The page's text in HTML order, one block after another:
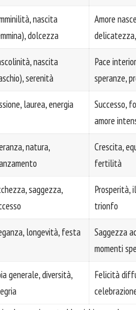
nascita
dolcezza
Amore
nascita
serenità
Pace
speranze,
laurea, energia
Successo,
amore
natura,
Crescita,
fertilità
saggezza,
Prosperità,
trionfo
longevità, festa
Saggezza
momenti
generale, diversità,
Felicità